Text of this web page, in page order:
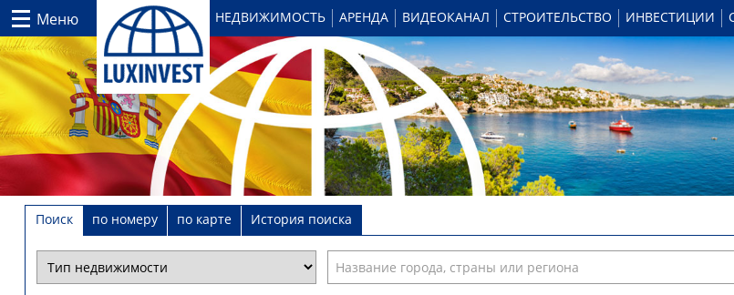
Меню НЕДВИЖИМОСТЬ АРЕНДА ВИДЕОКАНАЛ СТРОИТЕЛЬСТВО ИНВЕСТИЦИИ
Поиск по номеру по карте История поиска